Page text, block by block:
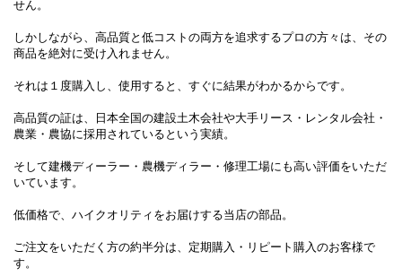
せん。
しかしながら、高品質と低コストの両方を追求するプロの方々は、その
商品を絶対に受け入れません。
それは１度購入し、使用すると、すぐに結果がわかるからです。
高品質の証は、日本全国の建設土木会社や大手リース・レンタル会社・
農業・農協に採用されているという実績。
そして建機ディーラー・農機ディラー・修理工場にも高い評価をいただ
いています。
低価格で、ハイクオリティをお届けする当店の部品。
ご注文をいただく方の約半分は、定期購入・リピート購入のお客様で
す。